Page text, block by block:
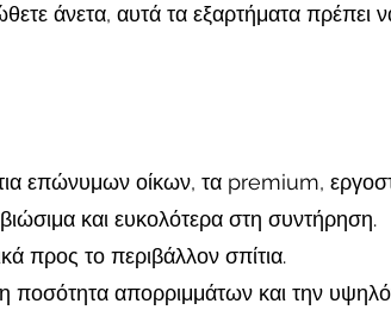
άνετα, αυτά τα εξαρτήματα πρέπει
επώνυμων οίκων, τα premium,
και ευκολότερα στη συντήρηση.
προς το περιβάλλον σπίτια.
ποσότητα απορριμμάτων και την